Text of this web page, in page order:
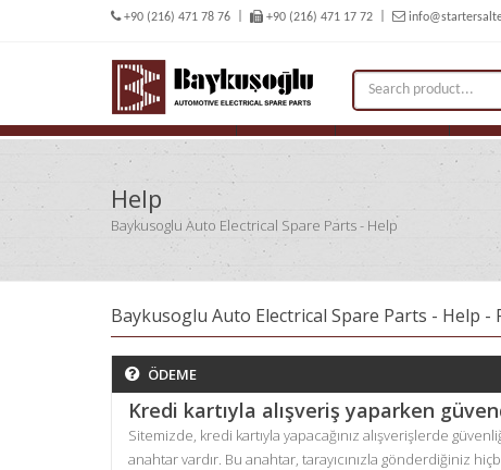
+90 (216) 471 78 76 +90 (216) 471 17 72
ALTERNATOR
STARTER DC MOTOR
Help
Baykusoglu Auto Electrical Spare Parts - Help
Baykusoglu Auto Electrical Spare Parts - Help -
ÖDEME
Kredi kartıyla alışveriş yaparken
Sitemizde, kredi kartıyla yapacağınız alışverişlerde
anahtar vardır. Bu anahtar, tarayıcınızla gönderdiğiniz